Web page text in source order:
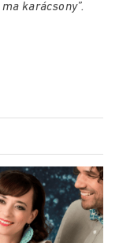
karácsony”.